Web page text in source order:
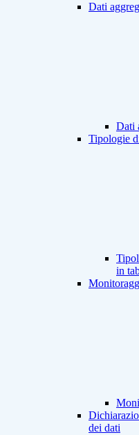
Dati
Dati
Tipologie
in
dei dati